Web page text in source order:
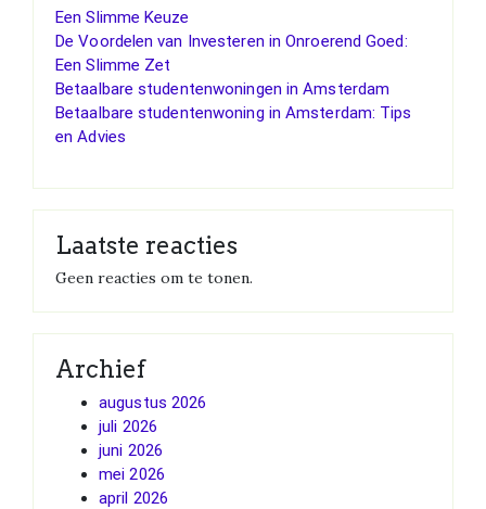
Een Slimme Keuze
De Voordelen van Investeren in Onroerend Goed:
Een Slimme Zet
Betaalbare studentenwoningen in Amsterdam
Betaalbare studentenwoning in Amsterdam: Tips
en Advies
Laatste reacties
Geen reacties om te tonen.
Archief
augustus 2026
juli 2026
juni 2026
mei 2026
april 2026